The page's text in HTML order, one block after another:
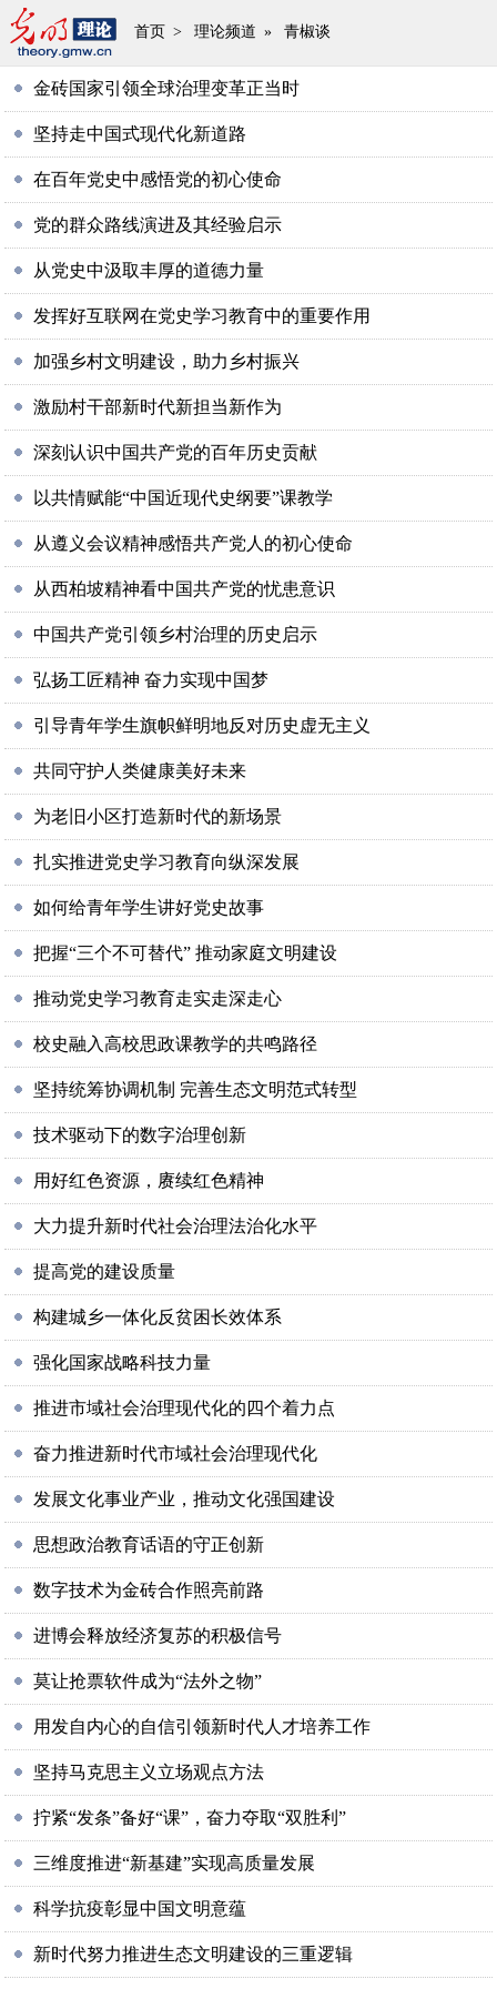
首页 > 理论频道 » 青椒谈
金砖国家引领全球治理变革正当时
坚持走中国式现代化新道路
在百年党史中感悟党的初心使命
党的群众路线演进及其经验启示
从党史中汲取丰厚的道德力量
发挥好互联网在党史学习教育中的重要作用
加强乡村文明建设，助力乡村振兴
激励村干部新时代新担当新作为
深刻认识中国共产党的百年历史贡献
以共情赋能“中国近现代史纲要”课教学
从遵义会议精神感悟共产党人的初心使命
从西柏坡精神看中国共产党的忧患意识
中国共产党引领乡村治理的历史启示
弘扬工匠精神 奋力实现中国梦
引导青年学生旗帜鲜明地反对历史虚无主义
共同守护人类健康美好未来
为老旧小区打造新时代的新场景
扎实推进党史学习教育向纵深发展
如何给青年学生讲好党史故事
把握“三个不可替代” 推动家庭文明建设
推动党史学习教育走实走深走心
校史融入高校思政课教学的共鸣路径
坚持统筹协调机制 完善生态文明范式转型
技术驱动下的数字治理创新
用好红色资源，赓续红色精神
大力提升新时代社会治理法治化水平
提高党的建设质量
构建城乡一体化反贫困长效体系
强化国家战略科技力量
推进市域社会治理现代化的四个着力点
奋力推进新时代市域社会治理现代化
发展文化事业产业，推动文化强国建设
思想政治教育话语的守正创新
数字技术为金砖合作照亮前路
进博会释放经济复苏的积极信号
莫让抢票软件成为“法外之物”
用发自内心的自信引领新时代人才培养工作
坚持马克思主义立场观点方法
拧紧“发条”备好“课”，奋力夺取“双胜利”
三维度推进“新基建”实现高质量发展
科学抗疫彰显中国文明意蕴
新时代努力推进生态文明建设的三重逻辑